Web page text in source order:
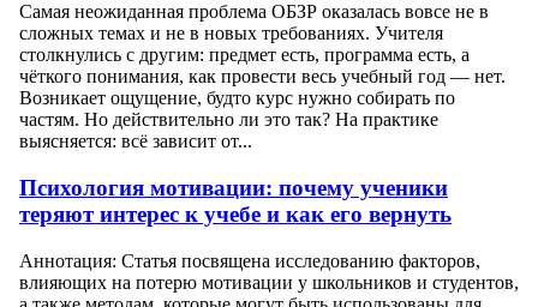
Самая неожиданная проблема ОБЗР оказалась вовсе не в
сложных темах и не в новых требованиях. Учителя
столкнулись с другим: предмет есть, программа есть, а
чёткого понимания, как провести весь учебный год — нет.
Возникает ощущение, будто курс нужно собирать по
частям. Но действительно ли это так? На практике
выясняется: всё зависит от...
Психология мотивации: почему ученики
теряют интерес к учебе и как его вернуть
Аннотация: Статья посвящена исследованию факторов,
влияющих на потерю мотивации у школьников и студентов,